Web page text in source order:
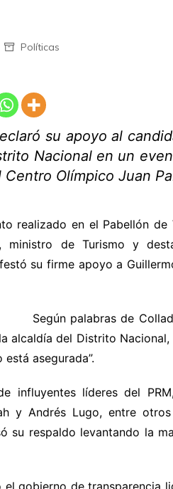
Políticas
su apoyo al
Nacional en un
Olímpico Juan
realizado en el Pabellón
ministro de Turismo y
su firme apoyo a
Según palabras de
alcaldía del Distrito
asegurada”.
influyentes líderes del
y Andrés Lugo, entre
su respaldo levantando la
gobierno de transparencia